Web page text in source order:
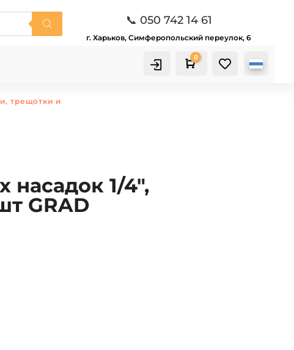
📞 050 742 14 61
г. Харьков, Симферопольский переулок, 6
Корзина
0

трещотки и
насадок 1/4″,
GRAD